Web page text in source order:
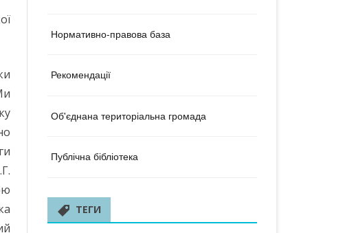
ОБЛАСТЬ
ОБЛАСТЬ
ОБЛАСТЬ
ОБЛАСТЬ
ОБЛАСТЬ
ОБЛАСТЬ
Нормативно-правова база
Рекомендації
Об'єднана територіальна громада
Публічна бібліотека
ТЕГИ